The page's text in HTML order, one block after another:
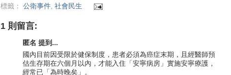
標籤： 公衛事件, 社會民生
1 則留言:
匿名 提到...
國內目前因受限於健保制度，患者必須為癌症末期，且經醫師預
估生存期在六個月以內，才能入住「安寧病房」實施安寧療護，
經常已「為時晚矣」。